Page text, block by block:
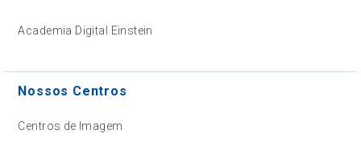
Academia Digital Einstein
Nossos Centros
Centros de Imagem